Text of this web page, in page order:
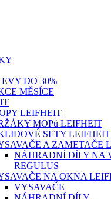
DO 30%
MĚSÍCE
LEIFHEIT
MOPů LEIFHEIT
SETY LEIFHEIT
A ZAMETAČE
NÁHRADNÍ DÍLY NA
REGULUS
NA OKNA
VYSAVAČE